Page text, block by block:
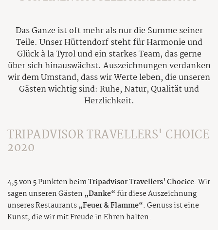
Gutscheine
Newsletter
Chalets
Preisübersicht
Inklusivleistungen
Anfrage
Online Buchen
Außen-Holzpool
Sauna & Aufgüsse
Auszeichnungen
Tischreservierung
Öffnungszeiten
Sommer
Familien Sommer
Bergsommer
Winter
Das Ganze ist oft mehr als nur die Summe seiner
Teile. Unser Hüttendorf steht für Harmonie und
Glück à la Tyrol und ein starkes Team, das gerne
über sich hinauswächst. Auszeichnungen verdanken
wir dem Umstand, dass wir Werte leben, die unseren
Gästen wichtig sind: Ruhe, Natur, Qualität und
Herzlichkeit.
TRIPADVISOR TRAVELLERS' CHOICE
2020
4,5 von 5 Punkten beimTripadvisor Travellers' Chocice. Wir
sagen unseren Gästen „Danke“für diese Auszeichnung
unseres Restaurants„Feuer & Flamme“. Genuss ist eine
Kunst, die wir mit Freude in Ehren halten.